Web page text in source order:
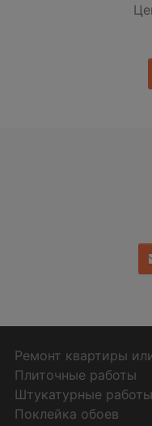
Ремонт квартиры
Плиточные работы
Штукатурные работы
Поклейка обоев